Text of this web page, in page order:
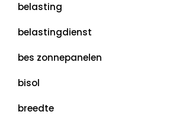
belasting
belastingdienst
bes zonnepanelen
bisol
breedte